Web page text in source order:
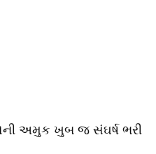
અમુક ખુબ જ સંઘર્ષ ભરી